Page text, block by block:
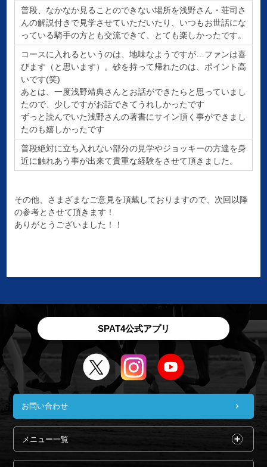
普段、なかなか見ることのできない場所を浅野さん・荘司さ
んの解説付きで見学させていただいたり、いつもお世話にな
っている騎手の方とも交流できて、とても楽しかったです。
コースに入れるというのは、地味なようですが…ファンは喜
びます（と思います）。砂を持って帰れたのは、ポイント高
いです(笑)
あとは、一度浅野靖典さんとお話ができたらと思っていまし
たので、少しですがお話できてうれしかったです
ずっと読んでいた浅野さんの著書にサイン頂く事ができまし
たのも嬉しかったです
普段絶対に立ち入れない部分の見学やジョッキーの方達を身
近に触れあう事が出来て貴重な経験をさせて頂きました。
その他、さまざまなご意見を頂戴しておりますので、次回以降
の参考とさせて頂きます！
ありがとうございました！！
SPAT4公式アプリ
お問い合わせ
メニュー一覧